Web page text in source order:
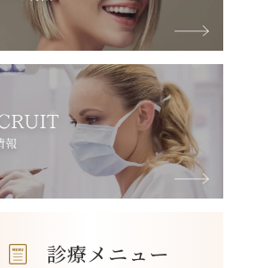
診療メニュー